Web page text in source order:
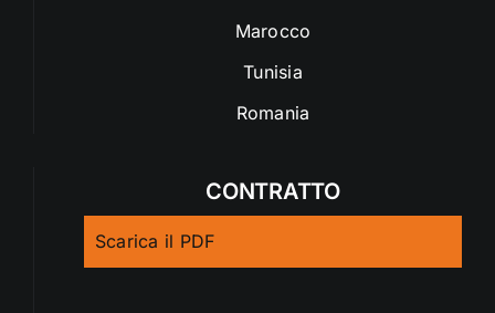
Marocco
Tunisia
Romania
CONTRATTO
Scarica il PDF